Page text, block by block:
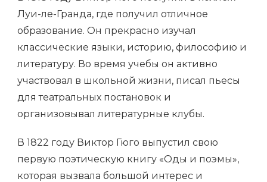
Луи-ле-Гранда, где получил отличное
образование. Он прекрасно изучал
классические языки, историю, философию и
литературу. Во время учебы он активно
участвовал в школьной жизни, писал пьесы
для театральных постановок и
организовывал литературные клубы.
В 1822 году Виктор Гюго выпустил свою
первую поэтическую книгу «Оды и поэмы»,
которая вызвала большой интерес и